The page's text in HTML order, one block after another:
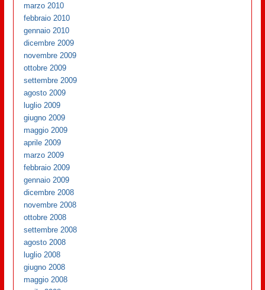
marzo 2010
febbraio 2010
gennaio 2010
dicembre 2009
novembre 2009
ottobre 2009
settembre 2009
agosto 2009
luglio 2009
giugno 2009
maggio 2009
aprile 2009
marzo 2009
febbraio 2009
gennaio 2009
dicembre 2008
novembre 2008
ottobre 2008
settembre 2008
agosto 2008
luglio 2008
giugno 2008
maggio 2008